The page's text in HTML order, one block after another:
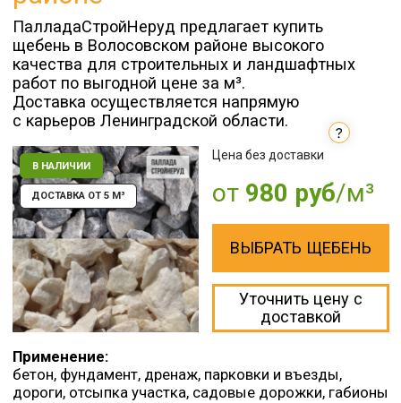
Уточнить цену с
доставкой
от 980 руб/м³
Прайс
ВЫБРАТЬ ЩЕБЕНЬ
Паспорт
Актуальный паспорт
на продукцию
Договор
поставки
Щебень соответствует
требованиямГОСТ 8267-93
✓ Сертификат качества на материалы
✓ Объём и масса фиксируются в документах
на отгрузку
✓ Работаем напрямую с производителем
✓ Оплата при получении
бетон, фундамент, дренаж, парковки и въезды,
дороги, отсыпка участка, садовые дорожки, габионы
и ландшафтный дизайн.
В НАЛИЧИИ
ДОСТАВКА ОТ 5 М³